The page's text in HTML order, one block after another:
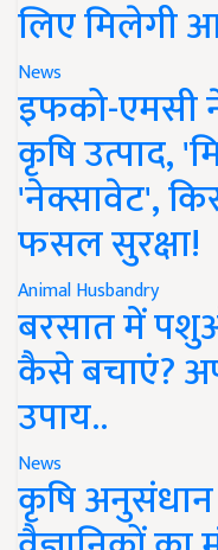
लिए मिलेगी
News
इफको-एमसी
कृषि उत्पाद,
'नेक्सावेट',
फसल सुरक्षा!
Animal Husbandry
बरसात में
कैसे बचाएं?
उपाय..
News
कृषि अनुसंधान